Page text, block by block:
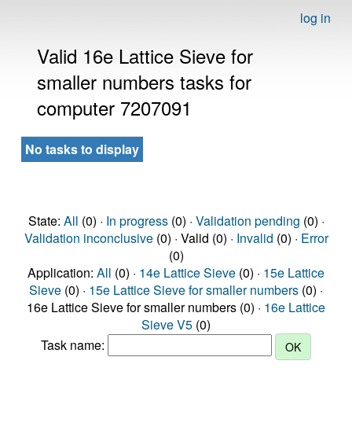
log in
Valid 16e Lattice Sieve for
smaller numbers tasks for
computer 7207091
No tasks to display
State: All (0) · In progress(0) · Validation pending (0) ·
Validation inconclusive(0) · Valid (0) · Invalid (0) · Error
(0)
Application: All (0) · 14e Lattice Sieve (0) · 15e Lattice
Sieve (0) · 15e Lattice Sieve for smaller numbers (0) ·
16e Lattice Sieve for smaller numbers (0) · 16e Lattice
Sieve V5 (0)
Task name: